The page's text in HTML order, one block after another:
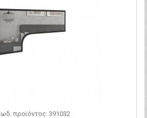
προϊόντος: 391032